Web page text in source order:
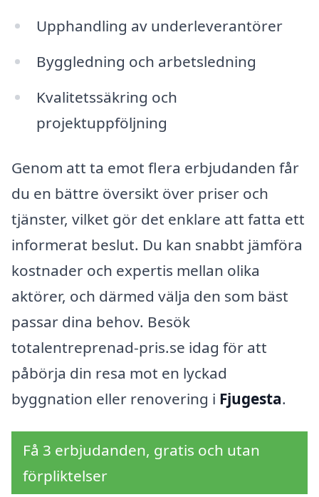
Upphandling av underleverantörer
Byggledning och arbetsledning
Kvalitetssäkring och
projektuppföljning
Genom att ta emot flera erbjudanden får
du en bättre översikt över priser och
tjänster, vilket gör det enklare att fatta ett
informerat beslut. Du kan snabbt jämföra
kostnader och expertis mellan olika
aktörer, och därmed välja den som bäst
passar dina behov. Besök
totalentreprenad-pris.se idag för att
påbörja din resa mot en lyckad
byggnation eller renovering i Fjugesta.
Få 3 erbjudanden, gratis och utan
förpliktelser